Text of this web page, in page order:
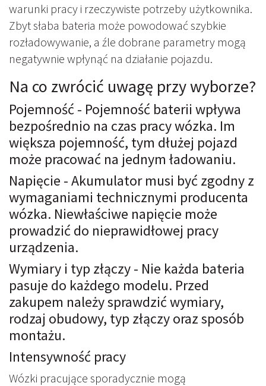
warunki pracy i rzeczywiste potrzeby użytkownika.
Zbyt słaba bateria może powodować szybkie
rozładowywanie, a źle dobrane parametry mogą
negatywnie wpłynąć na działanie pojazdu.
Na co zwrócić uwagę przy wyborze?
Pojemność - Pojemność baterii wpływa
bezpośrednio na czas pracy wózka. Im
większa pojemność, tym dłużej pojazd
może pracować na jednym ładowaniu.
Napięcie - Akumulator musi być zgodny z
wymaganiami technicznymi producenta
wózka. Niewłaściwe napięcie może
prowadzić do nieprawidłowej pracy
urządzenia.
Wymiary i typ złączy - Nie każda bateria
pasuje do każdego modelu. Przed
zakupem należy sprawdzić wymiary,
rodzaj obudowy, typ złączy oraz sposób
montażu.
Intensywność pracy
Wózki pracujące sporadycznie mogą